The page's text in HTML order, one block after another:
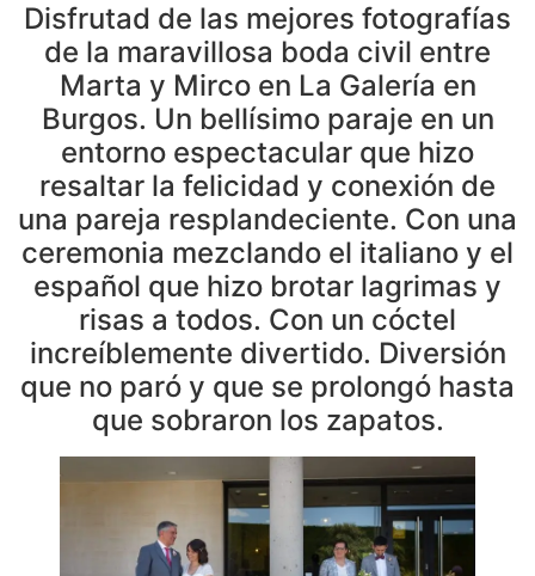
Disfrutad de las mejores fotografías
de la maravillosa boda civil entre
Marta y Mirco en La Galería en
Burgos. Un bellísimo paraje en un
entorno espectacular que hizo
resaltar la felicidad y conexión de
una pareja resplandeciente. Con una
ceremonia mezclando el italiano y el
español que hizo brotar lagrimas y
risas a todos. Con un cóctel
increíblemente divertido. Diversión
que no paró y que se prolongó hasta
que sobraron los zapatos.